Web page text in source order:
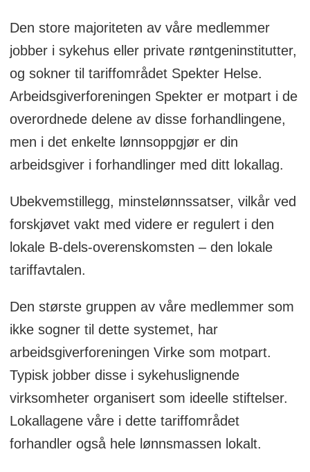
Den store majoriteten av våre medlemmer
jobber i sykehus eller private røntgeninstitutter,
og sokner til tariffområdet Spekter Helse.
Arbeidsgiverforeningen Spekter er motpart i de
overordnede delene av disse forhandlingene,
men i det enkelte lønnsoppgjør er din
arbeidsgiver i forhandlinger med ditt lokallag.
Ubekvemstillegg, minstelønnssatser, vilkår ved
forskjøvet vakt med videre er regulert i den
lokale B-dels-overenskomsten – den lokale
tariffavtalen.
Den største gruppen av våre medlemmer som
ikke sogner til dette systemet, har
arbeidsgiverforeningen Virke som motpart.
Typisk jobber disse i sykehuslignende
virksomheter organisert som ideelle stiftelser.
Lokallagene våre i dette tariffområdet
forhandler også hele lønnsmassen lokalt.